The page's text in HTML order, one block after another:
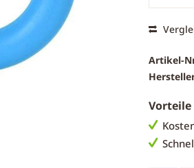
Artikel-
Vorteile